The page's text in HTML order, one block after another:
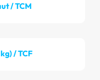
/ TCM
/ TCF